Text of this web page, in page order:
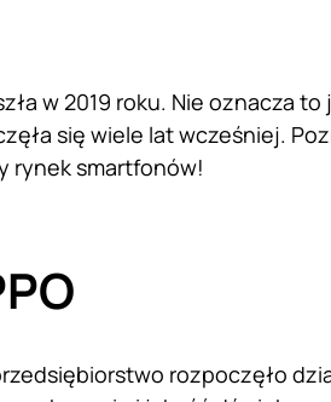
w 2019 roku. Nie oznacza
się wiele lat wcześniej.
rynek smartfonów!
rozpoczęło